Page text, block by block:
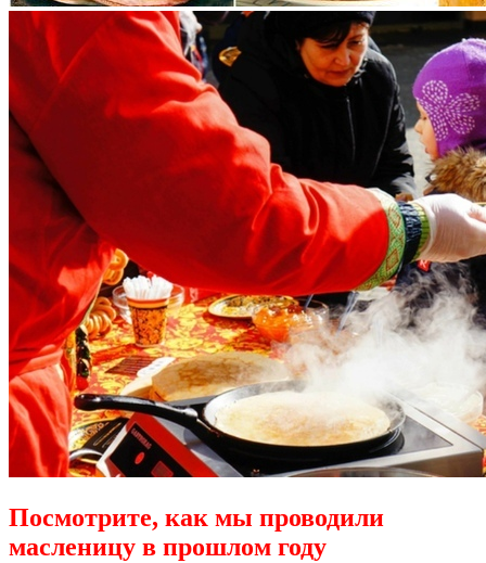
Посмотрите, как мы проводили
масленицу в прошлом году